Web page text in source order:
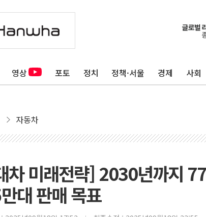
영상 포토 정치 정책·서울 경제 사회
자동차
차 미래전략] 2030년까지
대 판매 목표